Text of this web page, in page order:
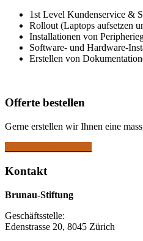
1st Level Kundenservice &
Rollout (Laptops aufsetzen
Installationen von
Software- und Hardware-
Erstellen von
Offerte bestellen
Gerne erstellen wir Ihnen eine
Kontakt
Brunau-Stiftung
Geschäftsstelle:
Edenstrasse 20, 8045 Zürich